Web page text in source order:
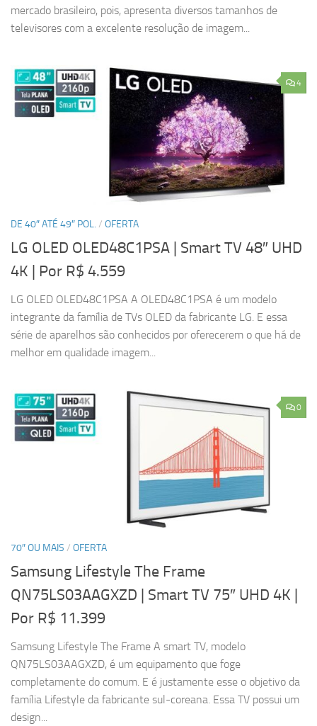
mercado brasileiro, pois, apresenta diversos tamanhos de
televisores com a excelente resolução de imagem...
4
DE 40″ ATÉ 49″ POL. / OFERTA
LG OLED OLED48C1PSA | Smart TV 48″ UHD
4K | Por R$ 4.559
LG OLED OLED48C1PSA A OLED48C1PSA é um modelo
integrante da família de TVs OLED da fabricante LG. E essa
série de aparelhos são conhecidos por oferecerem o que há de
melhor em qualidade imagem...
0
70″ OU MAIS / OFERTA
Samsung Lifestyle The Frame
QN75LS03AAGXZD | Smart TV 75″ UHD 4K |
Por R$ 11.399
Samsung Lifestyle The Frame A smart TV, modelo
QN75LS03AAGXZD, é um equipamento que foge
completamente do comum. E é justamente esse o objetivo da
família Lifestyle da fabricante sul-coreana. Essa TV possui um
design...